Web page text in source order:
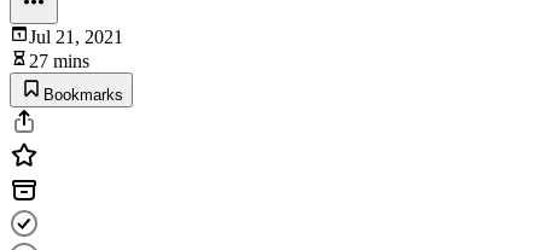
Jul 21, 2021
27 mins
Bookmarks